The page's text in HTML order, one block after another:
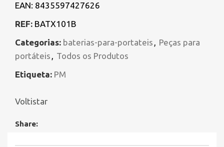
EAN: 8435597427626
REF: BATX101B
Categorias: baterias-para-portateis , Peças para
portáteis , Todos os Produtos
Etiqueta: PM
Voltistar
Share: